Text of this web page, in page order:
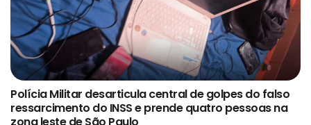
Polícia Militar desarticula central de golpes do falso
ressarcimento do INSS e prende quatro pessoas na